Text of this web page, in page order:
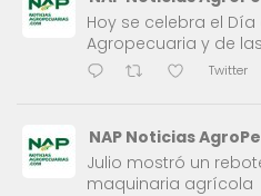
Hoy se celebra el
Agropecuaria y de
Twitter
NAP Noticias
Julio mostró un
maquinaria agrícola